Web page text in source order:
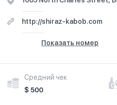
http://shiraz-kabob.com
Показать номер
Средний чек
$ 500